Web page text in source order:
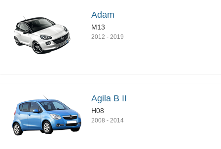
Adam
M13
2012 - 2019
Agila B II
H08
2008 - 2014